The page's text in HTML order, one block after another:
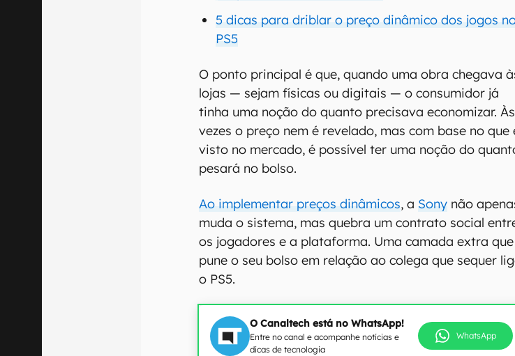
5 dicas para driblar o preço dinâmico dos jogos
PS5
O ponto principal é que, quando uma obra chegava
lojas — sejam físicas ou digitais — o consumidor já
tinha uma noção do quanto precisava economizar. Às
vezes o preço nem é revelado, mas com base no que
visto no mercado, é possível ter uma noção do
pesará no bolso.
Ao implementar preços dinâmicos, a Sony não
muda o sistema, mas quebra um contrato social
os jogadores e a plataforma. Uma camada extra que
pune o seu bolso em relação ao colega que sequer
o PS5.
O Canaltech está no WhatsApp!
Entre no canal e acompanhe notícias e
dicas de tecnologia
WhatsApp